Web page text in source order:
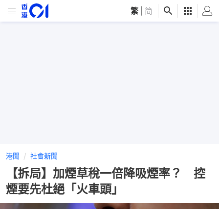
繁 简
港聞 社會新聞
【拆局】加煙草稅一倍降吸煙率？ 控
煙要先杜絕「火車頭」